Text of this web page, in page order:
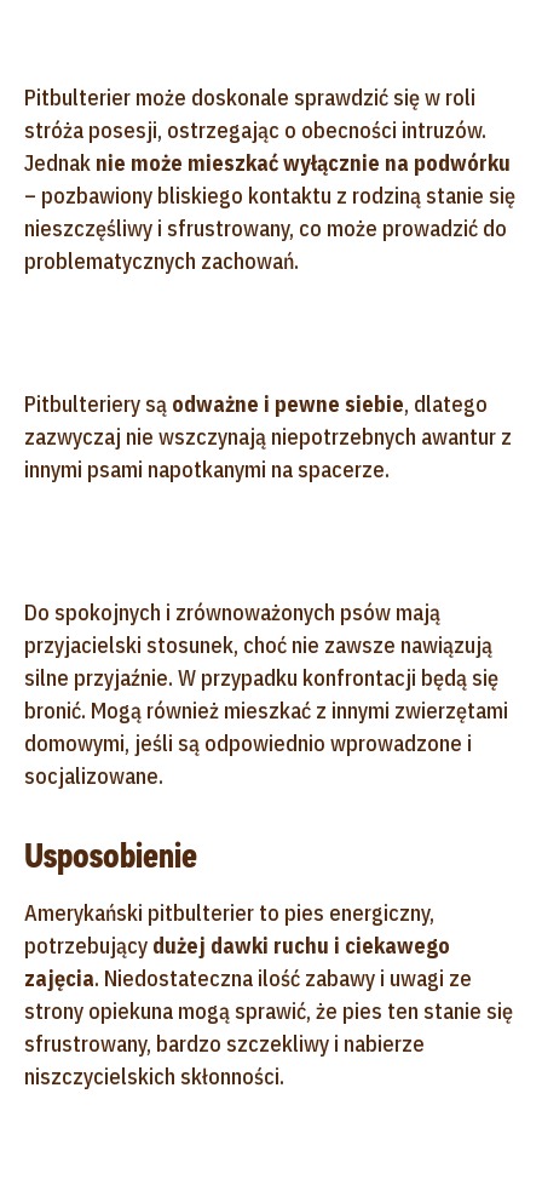
Pitbulterier może doskonale sprawdzić się w roli
stróża posesji, ostrzegając o obecności intruzów.
Jednak nie może mieszkać wyłącznie na podwórku
– pozbawiony bliskiego kontaktu z rodziną stanie się
nieszczęśliwy i sfrustrowany, co może prowadzić do
problematycznych zachowań.
Pitbulteriery są odważne i pewne siebie, dlatego
zazwyczaj nie wszczynają niepotrzebnych awantur z
innymi psami napotkanymi na spacerze.
Do spokojnych i zrównoważonych psów mają
przyjacielski stosunek, choć nie zawsze nawiązują
silne przyjaźnie. W przypadku konfrontacji będą się
bronić. Mogą również mieszkać z innymi zwierzętami
domowymi, jeśli są odpowiednio wprowadzone i
socjalizowane.
Usposobienie
Amerykański pitbulterier to pies energiczny,
potrzebujący dużej dawki ruchu i ciekawego
zajęcia. Niedostateczna ilość zabawy i uwagi ze
strony opiekuna mogą sprawić, że pies ten stanie się
sfrustrowany, bardzo szczekliwy i nabierze
niszczycielskich skłonności.